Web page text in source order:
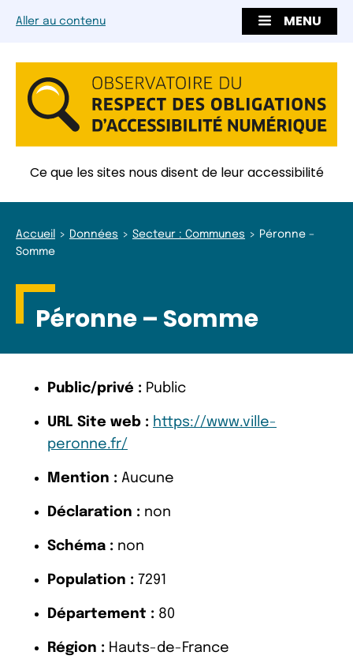
Aller au contenu MENU
Ce que les sites nous disent de leur accessibilité
Accueil Données Secteur : Communes
Péronne –
Somme
Péronne – Somme
Public/privé : Public
URL Site web : https://www.ville-
peronne.fr/
Mention : Aucune
Déclaration : non
Schéma : non
Population : 7291
Département : 80
Région : Hauts-de-France